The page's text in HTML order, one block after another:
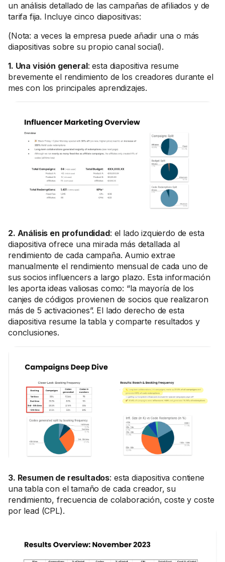
un análisis detallado de las campañas de afiliados y de
tarifa fija. Incluye cinco diapositivas:
(Nota: a veces la empresa puede añadir una o más
diapositivas sobre su propio canal social).
1. Una visión general: esta diapositiva resume
brevemente el rendimiento de los creadores durante el
mes con los principales aprendizajes.
2. Análisis en profundidad: el lado izquierdo de esta
diapositiva ofrece una mirada más detallada al
rendimiento de cada campaña. Aumio extrae
manualmente el rendimiento mensual de cada uno de
sus socios influencers a largo plazo. Esta información
les aporta ideas valiosas como: “la mayoría de los
canjes de códigos provienen de socios que realizaron
más de 5 activaciones”. El lado derecho de esta
diapositiva resume la tabla y comparte resultados y
conclusiones.
3. Resumen de resultados: esta diapositiva contiene
una tabla con el tamaño de cada creador, su
rendimiento, frecuencia de colaboración, coste y coste
por lead (CPL).